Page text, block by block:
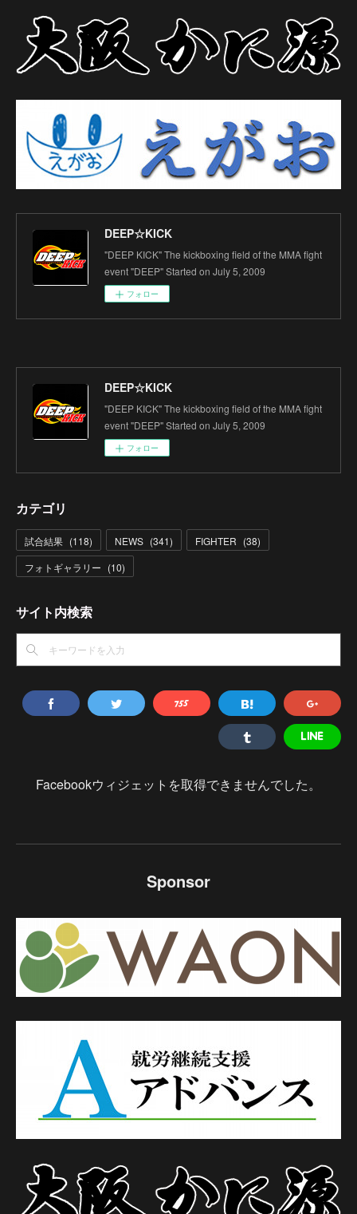
DEEP☆KICK
"DEEP KICK" The kickboxing field of the MMA fight
event "DEEP" Started on July 5, 2009
フォロー
DEEP☆KICK
"DEEP KICK" The kickboxing field of the MMA fight
event "DEEP" Started on July 5, 2009
フォロー
カテゴリ
試合結果 (118) NEWS (341) FIGHTER (38)
フォトギャラリー (10)
サイト内検索
Facebookウィジェットを取得できませんでした。
Sponsor